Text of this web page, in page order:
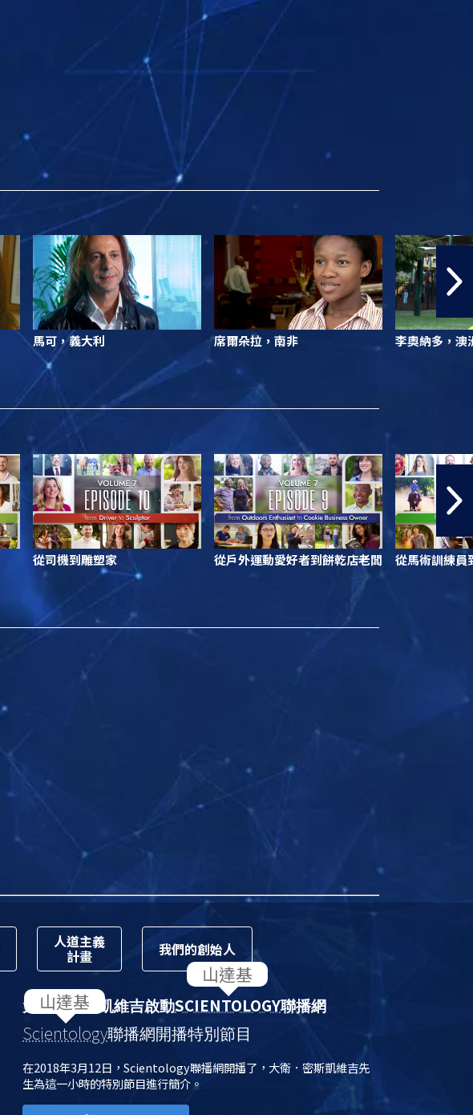
馬可，義大利 席爾朵拉，南非 李奧納多，澳
從司機到雕塑家 從戶外運動愛好者到餅乾店老闆 從馬術訓練員
人道主義
計畫 我們的創始人
大衛．密斯凱維吉啟動SCIENTOLOGY聯播網
Scientology聯播網開播特別節目
在2018年3月12日，Scientology聯播網開播了，大衛．密斯凱維吉先
生為這一小時的特別節目進行簡介。